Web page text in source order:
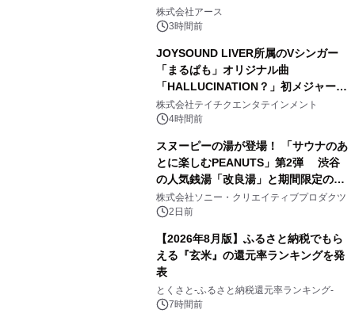
事例を株式会社アースが公開
株式会社アース
3時間前
JOYSOUND LIVER所属のVシンガー
「まるぱも」オリジナル曲
「HALLUCINATION？」初メジャー配
信リリース決定！
株式会社テイチクエンタテインメント
4時間前
スヌーピーの湯が登場！ 「サウナのあ
とに楽しむPEANUTS」第2弾 渋谷
の人気銭湯「改良湯」と期間限定のコ
ラボレーション サウナイキタイコラ
ボグッズも発売決定！
株式会社ソニー・クリエイティブプロダクツ
2日前
【2026年8月版】ふるさと納税でもら
える『玄米』の還元率ランキングを発
表
とくさと-ふるさと納税還元率ランキング-
7時間前